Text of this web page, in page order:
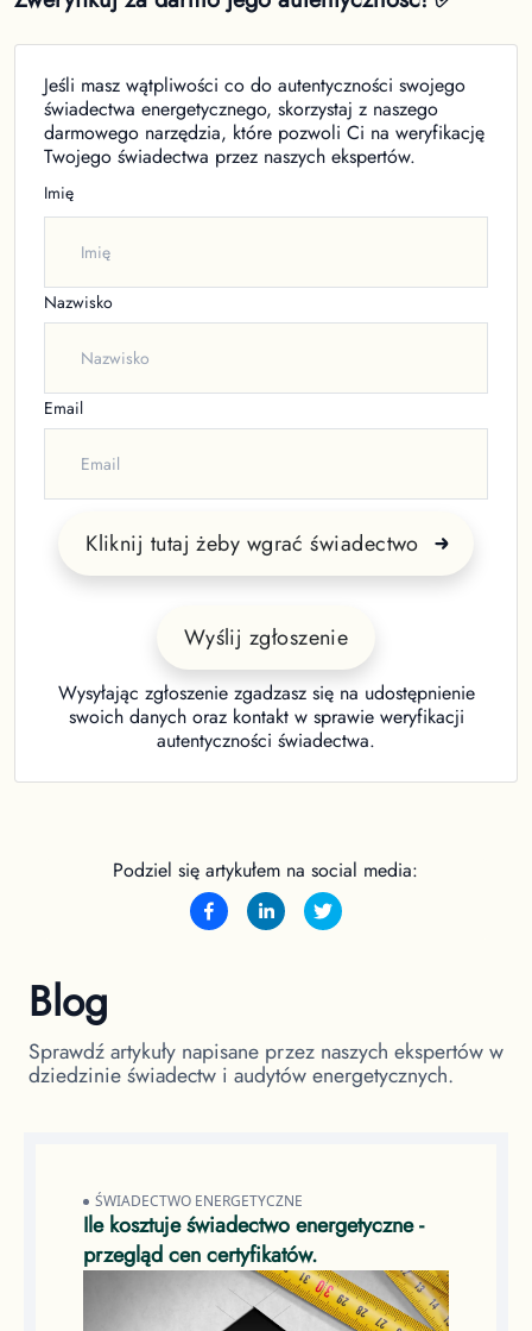
Jeśli masz wątpliwości co do autentyczności swojego
świadectwa energetycznego, skorzystaj z naszego
darmowego narzędzia, które pozwoli Ci na weryfikację
Twojego świadectwa przez naszych ekspertów.
Imię
Nazwisko
Email
Kliknij tutaj żeby wgrać świadectwo
Wyślij zgłoszenie
Wysyłając zgłoszenie zgadzasz się na udostępnienie
swoich danych oraz kontakt w sprawie weryfikacji
autentyczności świadectwa.
Podziel się artykułem na social media:
Blog
Sprawdź artykuły napisane przez naszych ekspertów w
dziedzinie świadectw i audytów energetycznych.
ŚWIADECTWO ENERGETYCZNE
Ile kosztuje świadectwo energetyczne -
przegląd cen certyfikatów.